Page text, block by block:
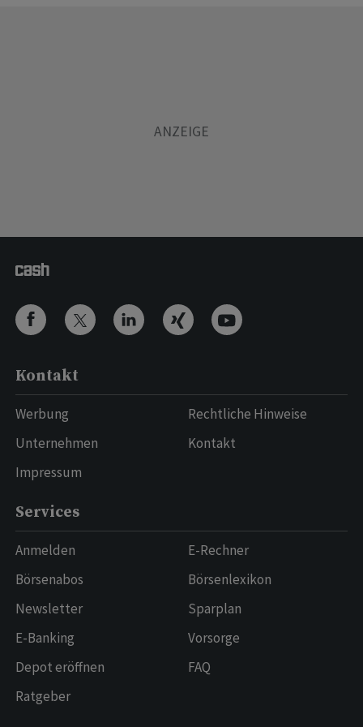
Kontakt
Werbung
Unternehmen
Impressum
Rechtliche Hinweise
Kontakt
Services
Anmelden
Börsenabos
Newsletter
E-Banking
Depot eröffnen
Ratgeber
E-Rechner
Börsenlexikon
Sparplan
Vorsorge
FAQ